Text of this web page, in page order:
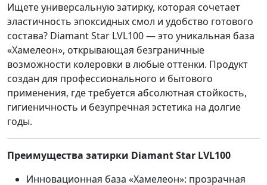
Ищете универсальную затирку, которая сочетает
эластичность эпоксидных смол и удобство готового
состава? Diamant Star LVL100 — это уникальная база
«Хамелеон», открывающая безграничные
возможности колеровки в любые оттенки. Продукт
создан для профессионального и бытового
применения, где требуется абсолютная стойкость,
гигиеничность и безупречная эстетика на долгие
годы.
Преимущества затирки Diamant Star LVL100
Инновационная база «Хамелеон»: прозрачная